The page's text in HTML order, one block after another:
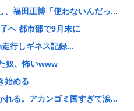
、福田正博「使わないんだっ...
へ 都市部で9月末に
行しギネス記録...
奴、怖いwww
始める
れる。アカンゴミ国すぎて涙...